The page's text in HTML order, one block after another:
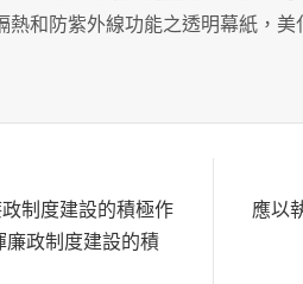
熱和防紫外線功能之透明幕紙，
制度建設的積極作
廉政制度建設的積
應以